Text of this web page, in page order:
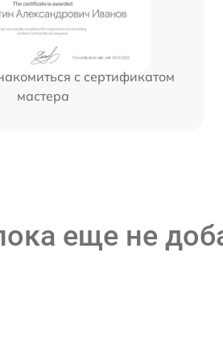
с сертификатом
мастера
еще не